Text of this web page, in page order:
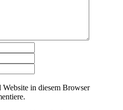
in diesem Browser